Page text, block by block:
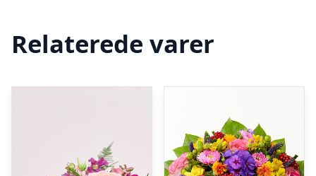
Relaterede varer